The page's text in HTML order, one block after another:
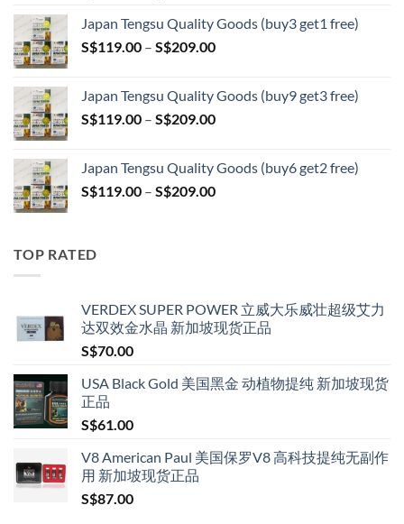
S$79.00
through
Japan Tengsu Quality Goods (buy3 get1 free)
S$119.00 – S$209.00Price
through
S$209.00
Japan Tengsu Quality Goods (buy9 get3 free)
S$119.00 – S$209.00Price
through
S$209.00
Japan Tengsu Quality Goods (buy6 get2 free)
S$119.00 – S$209.00Price
TOP RATED
VERDEX SUPER POWER 立威大乐威壮超级艾力
达双效金水晶 新加坡现货正品
S$70.00
USA Black Gold 美国黑金 动植物提纯 新加坡现货
正品
S$61.00
V8 American Paul 美国保罗V8 高科技提纯无副作
用 新加坡现货正品
S$87.00